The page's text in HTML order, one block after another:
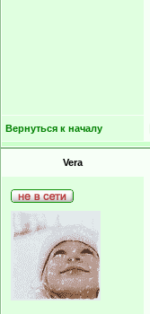
Вернуться к началу
Vera